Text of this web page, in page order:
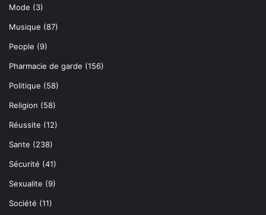
Mode (3)
Musique (87)
People (9)
Pharmacie de garde (156)
Politique (58)
Religion (58)
Réussite (12)
Sante (238)
Sécurité (41)
Sexualite (9)
Société (11)